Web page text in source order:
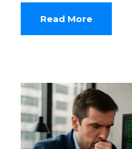
Read More